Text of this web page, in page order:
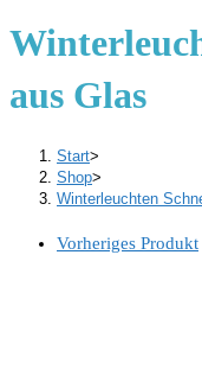
aus Glas
Start>
Shop>
Winterleuchten
Vorheriges Produkt